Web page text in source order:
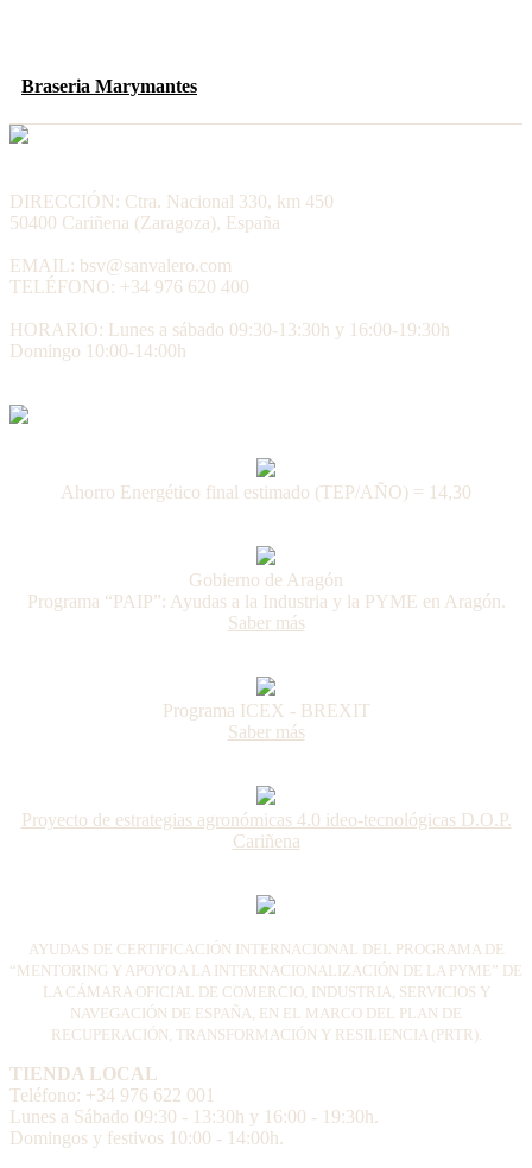
Braseria Marymantes
DIRECCIÓN: Ctra. Nacional 330, km 450
50400 Cariñena (Zaragoza), España
EMAIL: bsv@sanvalero.com
TELÉFONO: +34 976 620 400
HORARIO: Lunes a sábado 09:30-13:30h y 16:00-19:30h
Domingo 10:00-14:00h
Ahorro Energético final estimado (TEP/AÑO) = 14,30
Gobierno de Aragón
Programa “PAIP”: Ayudas a la Industria y la PYME en Aragón.
Saber más
Programa ICEX - BREXIT
Saber más
Proyecto de estrategias agronómicas 4.0 ideo-tecnológicas D.O.P.
Cariñena
AYUDAS DE CERTIFICACIÓN INTERNACIONAL DEL PROGRAMA DE
“MENTORING Y APOYO A LA INTERNACIONALIZACIÓN DE LA PYME” DE
LA CÁMARA OFICIAL DE COMERCIO, INDUSTRIA, SERVICIOS Y
NAVEGACIÓN DE ESPAÑA, EN EL MARCO DEL PLAN DE
RECUPERACIÓN, TRANSFORMACIÓN Y RESILIENCIA (PRTR).
TIENDA LOCAL
Teléfono: +34 976 622 001
Lunes a Sábado 09:30 - 13:30h y 16:00 - 19:30h.
Domingos y festivos 10:00 - 14:00h.